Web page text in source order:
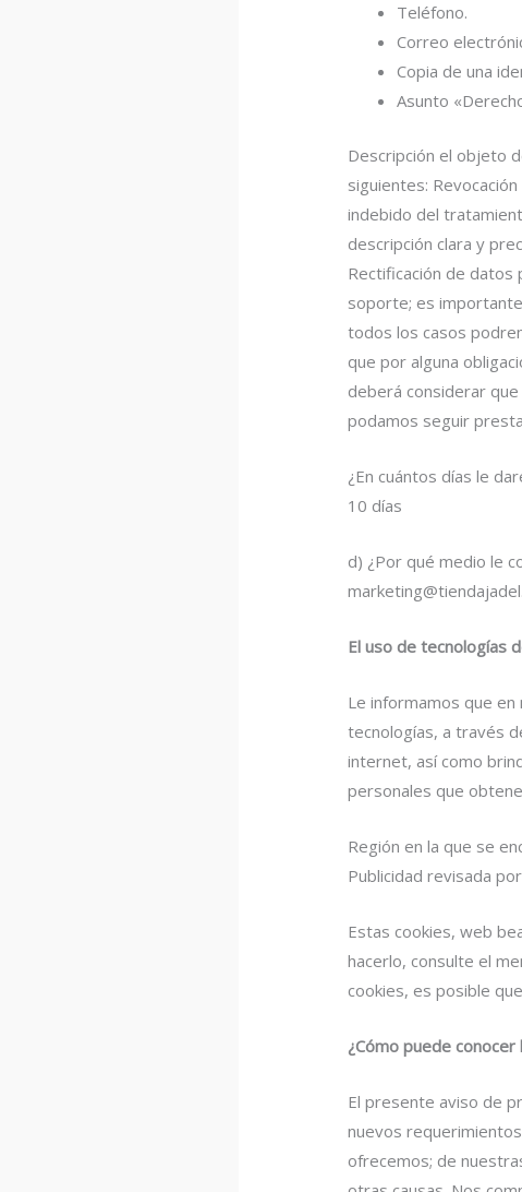
Teléfono.
Correo
Copia de una
Asunto
Descripción el objeto
siguientes:
indebido del
descripción clara y
Rectificación de datos
soporte; es
todos los casos
que por alguna
deberá considerar
podamos seguir
¿En cuántos días le
10 días
d) ¿Por qué medio le
El uso de tecnologías
Le informamos que
tecnologías, a través
internet, así como
personales que
Región en la que se
Publicidad revisada
Estas cookies, web
hacerlo, consulte el
cookies, es posible
¿Cómo puede
El presente aviso de
nuevos
ofrecemos; de